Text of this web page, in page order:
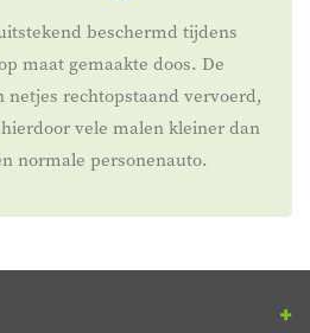
beschermd tijdens
maat gemaakte doos. De
rechtopstaand vervoerd,
vele malen kleiner dan
normale personenauto.